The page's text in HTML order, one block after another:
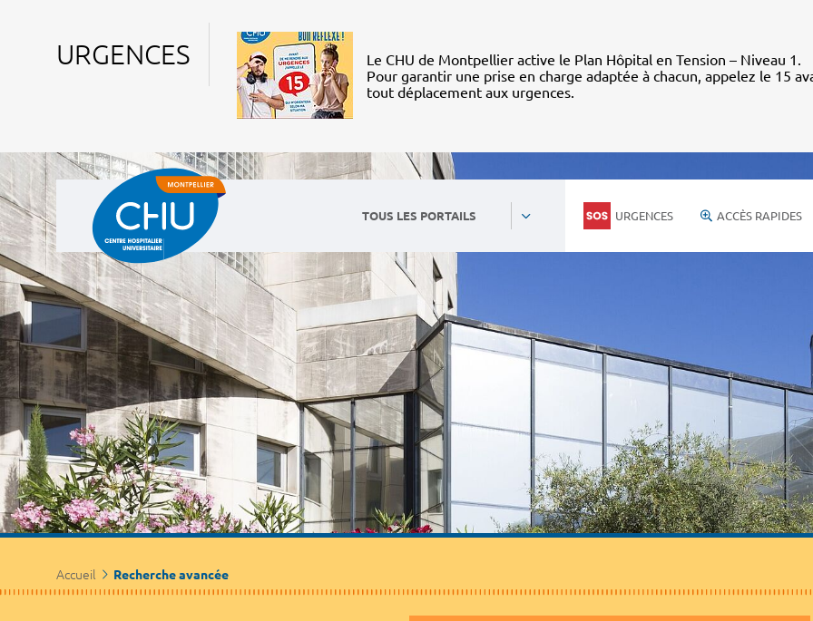
URGENCES
Le CHU de Montpellier active le Plan Hôpital en Tension – Niveau 1.
Pour garantir une prise en charge adaptée à chacun, appelez le 15
tout déplacement aux urgences.
TOUS LES PORTAILS URGENCES ACCÈS RAPIDES
Accueil Recherche avancée